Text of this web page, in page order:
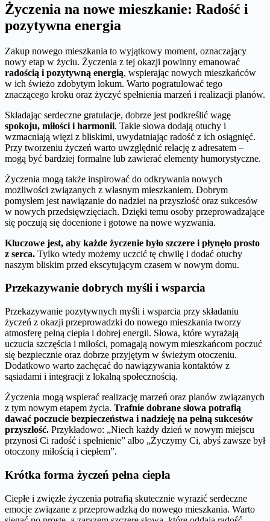
Życzenia na nowe mieszkanie: Radość i
pozytywna energia
Zakup nowego mieszkania to wyjątkowy moment, oznaczający
nowy etap w życiu. Życzenia z tej okazji powinny emanować
radością i pozytywną energią, wspierając nowych mieszkańców
w ich świeżo zdobytym lokum. Warto pogratulować tego
znaczącego kroku oraz życzyć spełnienia marzeń i realizacji planów.
Składając serdeczne gratulacje, dobrze jest podkreślić wagę
spokoju, miłości i harmonii. Takie słowa dodają otuchy i
wzmacniają więzi z bliskimi, uwydatniając radość z ich osiągnięć.
Przy tworzeniu życzeń warto uwzględnić relację z adresatem –
mogą być bardziej formalne lub zawierać elementy humorystyczne.
Życzenia mogą także inspirować do odkrywania nowych
możliwości związanych z własnym mieszkaniem. Dobrym
pomysłem jest nawiązanie do nadziei na przyszłość oraz sukcesów
w nowych przedsięwzięciach. Dzięki temu osoby przeprowadzające
się poczują się docenione i gotowe na nowe wyzwania.
Kluczowe jest, aby każde życzenie było szczere i płynęło prosto
z serca. Tylko wtedy możemy uczcić tę chwilę i dodać otuchy
naszym bliskim przed ekscytującym czasem w nowym domu.
Przekazywanie dobrych myśli i wsparcia
Przekazywanie pozytywnych myśli i wsparcia przy składaniu
życzeń z okazji przeprowadzki do nowego mieszkania tworzy
atmosferę pełną ciepła i dobrej energii. Słowa, które wyrażają
uczucia szczęścia i miłości, pomagają nowym mieszkańcom poczuć
się bezpiecznie oraz dobrze przyjętym w świeżym otoczeniu.
Dodatkowo warto zachęcać do nawiązywania kontaktów z
sąsiadami i integracji z lokalną społecznością.
Życzenia mogą wspierać realizację marzeń oraz planów związanych
z tym nowym etapem życia. Trafnie dobrane słowa potrafią
dawać poczucie bezpieczeństwa i nadzieję na pełną sukcesów
przyszłość. Przykładowo: „Niech każdy dzień w nowym miejscu
przynosi Ci radość i spełnienie” albo „Życzymy Ci, abyś zawsze był
otoczony miłością i ciepłem”.
Krótka forma życzeń pełna ciepła
Ciepłe i zwięzłe życzenia potrafią skutecznie wyrazić serdeczne
emocje związane z przeprowadzką do nowego mieszkania. Warto